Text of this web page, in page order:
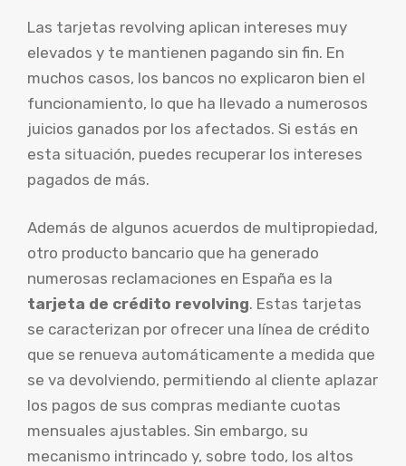
Las tarjetas revolving aplican intereses muy
elevados y te mantienen pagando sin fin. En
muchos casos, los bancos no explicaron bien el
funcionamiento, lo que ha llevado a numerosos
juicios ganados por los afectados. Si estás en
esta situación, puedes recuperar los intereses
pagados de más.
Además de algunos acuerdos de multipropiedad,
otro producto bancario que ha generado
numerosas reclamaciones en España es la
tarjeta de crédito revolving. Estas tarjetas
se caracterizan por ofrecer una línea de crédito
que se renueva automáticamente a medida que
se va devolviendo, permitiendo al cliente aplazar
los pagos de sus compras mediante cuotas
mensuales ajustables. Sin embargo, su
mecanismo intrincado y, sobre todo, los altos